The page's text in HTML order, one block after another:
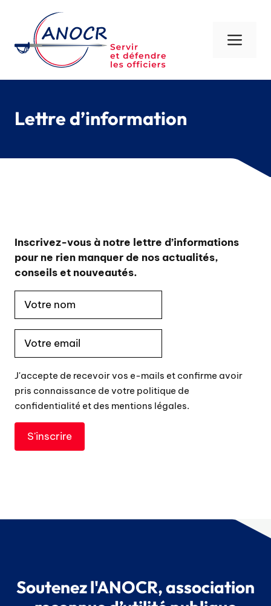
contenu
Lettre d’information
Inscrivez-vous à notre lettre d’informations
pour ne rien manquer de nos actualités,
conseils et nouveautés.
J'accepte de recevoir vos e-mails et confirme avoir
pris connaissance de votre politique de
confidentialité et des mentions légales.
Soutenez l'ANOCR, association